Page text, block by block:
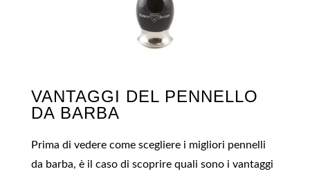
VANTAGGI DEL PENNELLO
DA BARBA
Prima di vedere come scegliere i migliori pennelli
da barba, è il caso di scoprire quali sono i vantaggi